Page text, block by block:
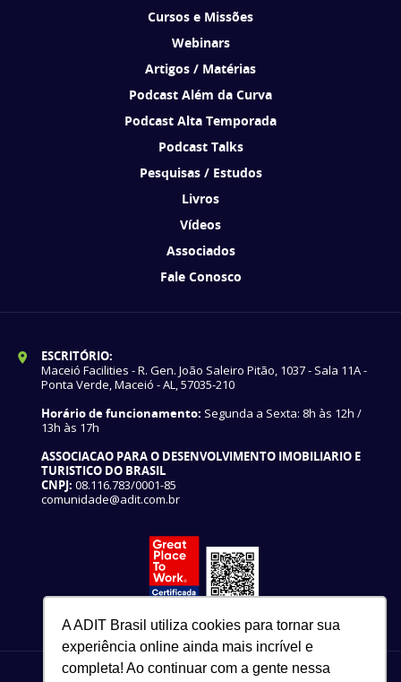
A ADIT Brasil utiliza cookies para tornar sua
experiência online ainda mais incrível e
completa! Ao continuar com a gente nessa
Cursos e Missões
Webinars
Artigos / Matérias
Podcast Além da Curva
Podcast Alta Temporada
Podcast Talks
Pesquisas / Estudos
Livros
Vídeos
Associados
Fale Conosco
ESCRITÓRIO:
Maceió Facilities - R. Gen. João Saleiro Pitão, 1037 - Sala 11A -
Ponta Verde, Maceió - AL, 57035-210
Horário de funcionamento: Segunda a Sexta: 8h às 12h /
13h às 17h
ASSOCIACAO PARA O DESENVOLVIMENTO IMOBILIARIO E
TURISTICO DO BRASIL
CNPJ: 08.116.783/0001-85
comunidade@adit.com.br